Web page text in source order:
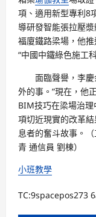
項、適用新型專利8
導研發智能張拉壓
福廈鐵路梁場，他
“中國中鐵綠色施工
面臨聲譽，李
外的事。”現在，他
BIM技巧在梁場治理
項切近現實的改革
息者的奮斗故事。
青 通信員 劉棟）
小班教學
TC:9spacepos273